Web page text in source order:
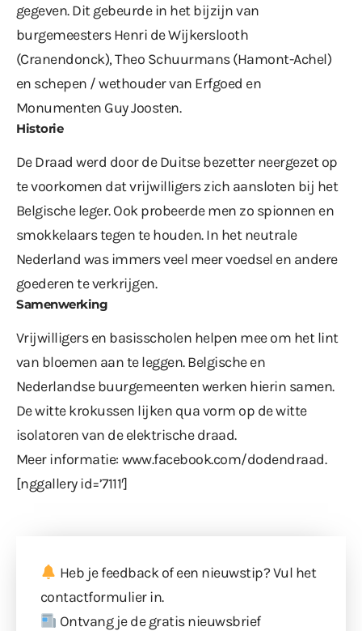
gegeven. Dit gebeurde in het bijzijn van
burgemeesters Henri de Wijkerslooth
(Cranendonck), Theo Schuurmans (Hamont-Achel)
en schepen / wethouder van Erfgoed en
Monumenten Guy Joosten.
Historie
De Draad werd door de Duitse bezetter neergezet op
te voorkomen dat vrijwilligers zich aansloten bij het
Belgische leger. Ook probeerde men zo spionnen en
smokkelaars tegen te houden. In het neutrale
Nederland was immers veel meer voedsel en andere
goederen te verkrijgen.
Samenwerking
Vrijwilligers en basisscholen helpen mee om het lint
van bloemen aan te leggen. Belgische en
Nederlandse buurgemeenten werken hierin samen.
De witte krokussen lijken qua vorm op de witte
isolatoren van de elektrische draad.
Meer informatie: www.facebook.com/dodendraad.
[nggallery id=’7111′]
Heb je feedback of een nieuwstip? Vul het
contactformulierin.
Ontvang je de gratis nieuwsbrief